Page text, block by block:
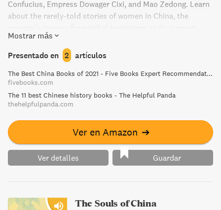
Confucius, Empress Dowager Cixi, and Mao Zedong. Learn
about the rarely-told stories of women in China, the
communist state, and the challenges still faced today.
Discover the powerful influence of Chinese philosophy,
commerce, and innovation on our world, and gain a deeper
understanding of this rising superpower.
Mostrar más
Presentado en 2 artículos
The Best China Books of 2021 - Five Books Expert Recommendations
fivebooks.com
The 11 best Chinese history books - The Helpful Panda
thehelpfulpanda.com
Ver en Amazon ➔
Ver detalles Guardar
The Souls of China